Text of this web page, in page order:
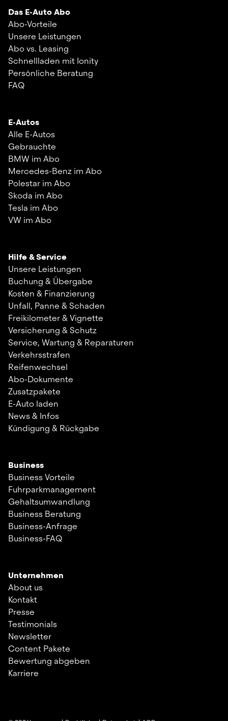
Das E-Auto Abo
Abo-Vorteile
Unsere Leistungen
Abo vs. Leasing
Schnellladen mit Ionity
Persönliche Beratung
FAQ
E-Autos
Alle E-Autos
Gebrauchte
BMW im Abo
Mercedes-Benz im Abo
Polestar im Abo
Skoda im Abo
Tesla im Abo
VW im Abo
Hilfe & Service
Unsere Leistungen
Buchung & Übergabe
Kosten & Finanzierung
Unfall, Panne & Schaden
Freikilometer & Vignette
Versicherung & Schutz
Service, Wartung & Reparaturen
Verkehrsstrafen
Reifenwechsel
Abo-Dokumente
Zusatzpakete
E-Auto laden
News & Infos
Kündigung & Rückgabe
Business
Business Vorteile
Fuhrparkmanagement
Gehaltsumwandlung
Business Beratung
Business-Anfrage
Business-FAQ
Unternehmen
About us
Kontakt
Presse
Testimonials
Newsletter
Content Pakete
Bewertung abgeben
Karriere